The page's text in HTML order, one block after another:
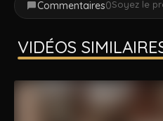
Commentaires0Soyez le
VIDÉOS